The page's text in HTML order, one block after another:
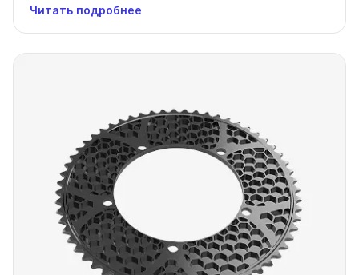
Читать подробнее